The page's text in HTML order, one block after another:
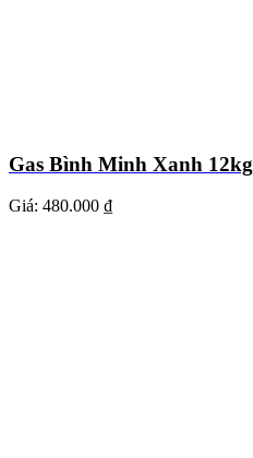
Gas Bình Minh Xanh 12kg
Giá: 480.000 ₫